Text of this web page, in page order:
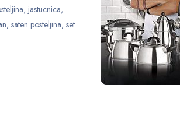
, jastucnica,
, saten posteljina, set